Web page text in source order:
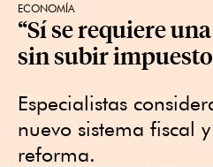
ECONOMÍA
“Sí se requiere
sin subir
Especialistas
nuevo sistema fiscal
reforma.